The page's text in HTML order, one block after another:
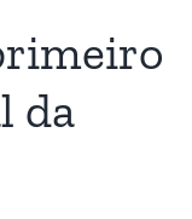
da